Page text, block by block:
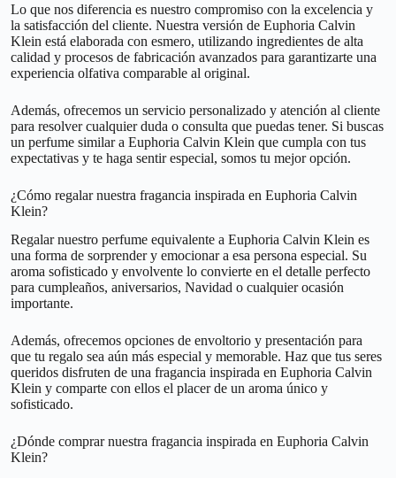
Lo que nos diferencia es nuestro compromiso con la excelencia y
la satisfacción del cliente. Nuestra versión de Euphoria Calvin
Klein está elaborada con esmero, utilizando ingredientes de alta
calidad y procesos de fabricación avanzados para garantizarte una
experiencia olfativa comparable al original.
Además, ofrecemos un servicio personalizado y atención al cliente
para resolver cualquier duda o consulta que puedas tener. Si buscas
un perfume similar a Euphoria Calvin Klein que cumpla con tus
expectativas y te haga sentir especial, somos tu mejor opción.
¿Cómo regalar nuestra fragancia inspirada en Euphoria Calvin
Klein?
Regalar nuestro perfume equivalente a Euphoria Calvin Klein es
una forma de sorprender y emocionar a esa persona especial. Su
aroma sofisticado y envolvente lo convierte en el detalle perfecto
para cumpleaños, aniversarios, Navidad o cualquier ocasión
importante.
Además, ofrecemos opciones de envoltorio y presentación para
que tu regalo sea aún más especial y memorable. Haz que tus seres
queridos disfruten de una fragancia inspirada en Euphoria Calvin
Klein y comparte con ellos el placer de un aroma único y
sofisticado.
¿Dónde comprar nuestra fragancia inspirada en Euphoria Calvin
Klein?